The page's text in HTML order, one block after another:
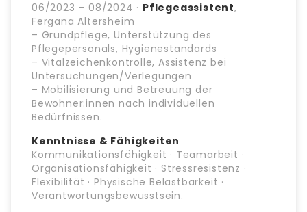
06/2023 – 08/2024 · Pflegeassistent,
Fergana Altersheim
– Grundpflege, Unterstützung des
Pflegepersonals, Hygienestandards
– Vitalzeichenkontrolle, Assistenz bei
Untersuchungen/Verlegungen
– Mobilisierung und Betreuung der
Bewohner:innen nach individuellen
Bedürfnissen.
Kenntnisse & Fähigkeiten
Kommunikationsfähigkeit · Teamarbeit ·
Organisationsfähigkeit · Stressresistenz ·
Flexibilität · Physische Belastbarkeit ·
Verantwortungsbewusstsein.